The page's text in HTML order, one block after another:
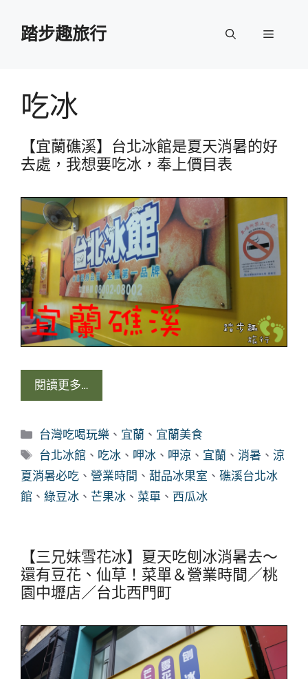
踏步趣旅行 選
吃冰
【宜蘭礁溪】台北冰館是夏天消暑的好
去處，我想要吃冰，奉上價目表
閱讀更多…
分
類
台灣吃喝玩樂 、 宜蘭 、 宜蘭美食
標
籤
台北冰館 、 吃冰 、 呷冰 、 呷涼 、 宜蘭 、消暑 、涼
夏消暑必吃 、 營業時間 、 甜品冰果室 、 礁溪台北冰
館 、 綠豆冰 、 芒果冰 、 菜單 、 西瓜冰
【三兄妹雪花冰】夏天吃刨冰消暑去～
還有豆花、仙草！菜單＆營業時間／桃
園中壢店／台北西門町